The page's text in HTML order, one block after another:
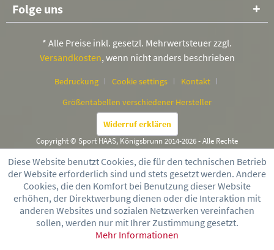
Folge uns
* Alle Preise inkl. gesetzl. Mehrwertsteuer zzgl.
Versandkosten, wenn nicht anders beschrieben
Bedruckung Cookie settings
Kontakt
Größentabellen verschiedener Hersteller
Widerruf erklären
Copyright © Sport HAAS, Königsbrunn 2014-2026 - Alle Rechte
vorbehalten
Diese Website benutzt Cookies, die für den technischen Betrieb
der Website erforderlich sind und stets gesetzt werden. Andere
Cookies, die den Komfort bei Benutzung dieser Website
erhöhen, der Direktwerbung dienen oder die Interaktion mit
anderen Websites und sozialen Netzwerken vereinfachen
sollen, werden nur mit Ihrer Zustimmung gesetzt.
Mehr Informationen